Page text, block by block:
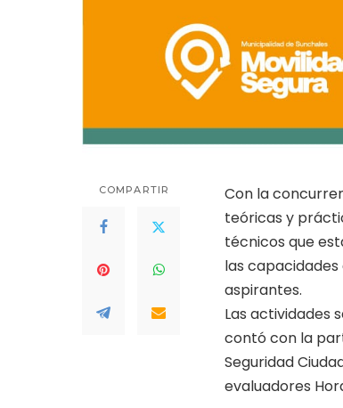
COMPARTIR
Con la
teóricas y
técnicos que
las
aspirantes.
Las actividades
contó con la
Seguridad
evaluadores